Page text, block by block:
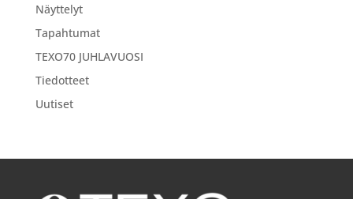
Näyttelyt
Tapahtumat
TEXO70 JUHLAVUOSI
Tiedotteet
Uutiset